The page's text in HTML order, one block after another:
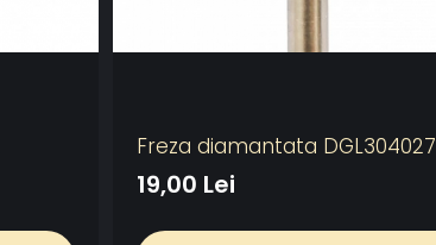
Freza diamantata DGL304027
19,00 Lei